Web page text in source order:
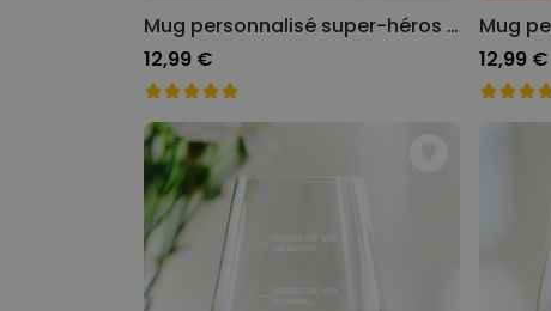
Mug personnalisé super-héros avec visage
12,99 €
12,99 €